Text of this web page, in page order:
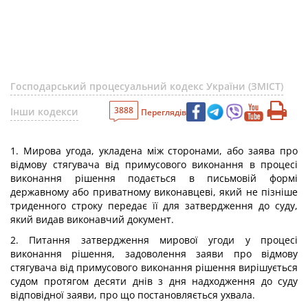
Господарський процесуальний кодекс України (ЗМІСТ)
Інши кодекси
3888 Переглядів
1. Мирова угода, укладена між сторонами, або заява про
відмову стягувача від примусового виконання в процесі
виконання рішення подається в письмовій формі
державному або приватному виконавцеві, який не пізніше
триденного строку передає її для затвердження до суду,
який видав виконавчий документ.
2. Питання затвердження мирової угоди у процесі
виконання рішення, задоволення заяви про відмову
стягувача від примусового виконання рішення вирішується
судом протягом десяти днів з дня надходження до суду
відповідної заяви, про що постановляється ухвала.